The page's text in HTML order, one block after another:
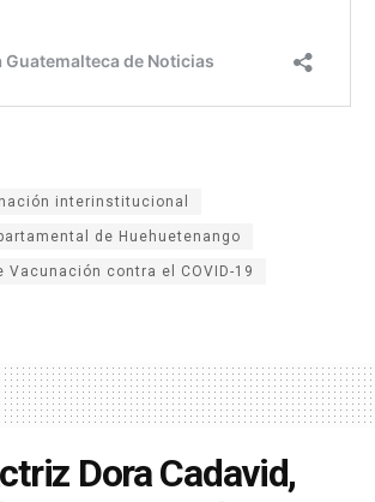
interinstitucional
de Huehuetenango
Vacunación contra el COVID-19
Dora Cadavid,